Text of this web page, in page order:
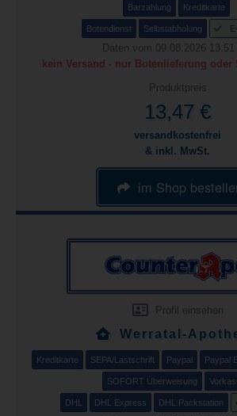
Barzahlung Kreditkarte
Botendienst Selbstabholung
Daten vom 09.08.2026 13:51
kein Versand - nur Botenlieferung oder
Produktpreis
13,47 €
versandkostenfrei
& inkl. MwSt.
im Shop
Profil einsehen
Werratal-
Kreditkarte SEPA/Lastschrift Paypal Paypal
SOFORT Überweisung
DHL DHL Express DHL Packstation